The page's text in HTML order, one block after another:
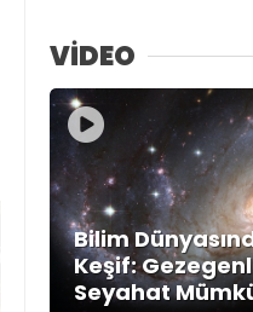
VİDEO
Bilim
Keşif:
Seyahat